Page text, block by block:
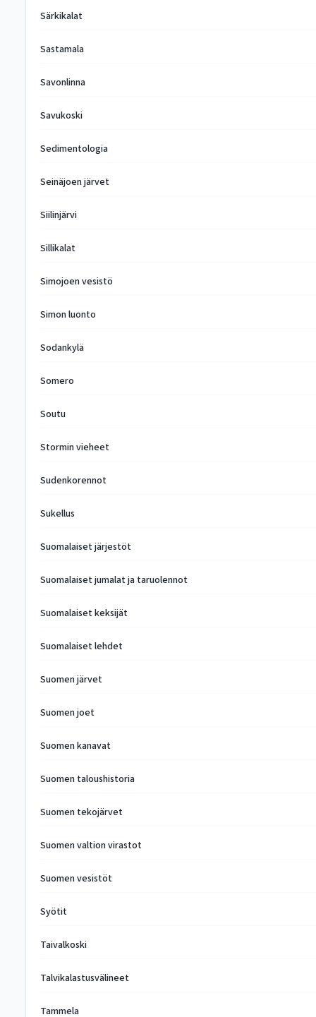
Särkikalat
Sastamala
Savonlinna
Savukoski
Sedimentologia
Seinäjoen järvet
Siilinjärvi
Sillikalat
Simojoen vesistö
Simon luonto
Sodankylä
Somero
Soutu
Stormin vieheet
Sudenkorennot
Sukellus
Suomalaiset järjestöt
Suomalaiset jumalat ja taruolennot
Suomalaiset keksijät
Suomalaiset lehdet
Suomen järvet
Suomen joet
Suomen kanavat
Suomen taloushistoria
Suomen tekojärvet
Suomen valtion virastot
Suomen vesistöt
Syötit
Taivalkoski
Talvikalastusvälineet
Tammela